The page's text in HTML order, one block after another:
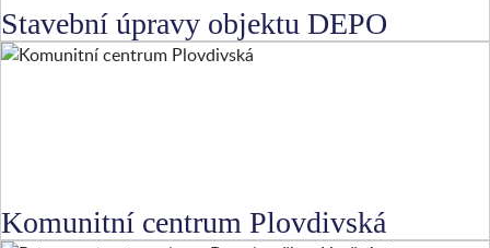
Stavební úpravy objektu DEPO
Komunitní centrum Plovdivská